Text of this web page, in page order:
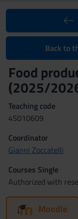
Back to
Food
(2025/
Teaching code
4S010609
Coordinator
Gianni Zoccatelli
Courses Single
Authorized with
Moodle